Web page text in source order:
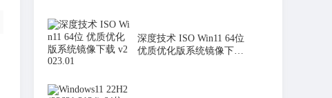
深度技术 ISO Win11 64位
优质优化版系统镜像下载